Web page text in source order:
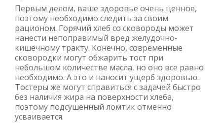
Первым делом, ваше здоровье очень ценное,
поэтому необходимо следить за своим
рационом. Горячий хлеб со сковороды может
нанести непоправимый вред желудочно-
кишечному тракту. Конечно, современные
сковородки могут обжарить тост при
небольшом количестве масла, но оно все равно
необходимо. А это и наносит ущерб здоровью.
Тостеры же могут справиться с задачей быстро
без наличия жира на поверхности хлеба,
поэтому подсушенный ломтик отменно
усваивается.